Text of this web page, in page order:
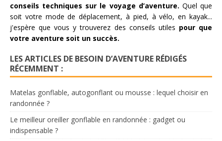
conseils techniques sur le voyage d’aventure. Quel que
soit votre mode de déplacement, à pied, à vélo, en kayak...
j'espère que vous y trouverez des conseils utiles pour que
votre aventure soit un succès.
LES ARTICLES DE BESOIN D’AVENTURE RÉDIGÉS
RÉCEMMENT :
Matelas gonflable, autogonflant ou mousse : lequel choisir en
randonnée ?
Le meilleur oreiller gonflable en randonnée : gadget ou
indispensable ?